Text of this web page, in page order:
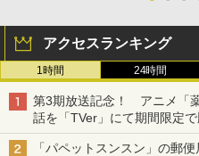
ナル三方
(オリジ
カー特
り来た
ボード
￥10,780
￥7,623
3
ゼルダ
￥7,680
3
【特典
かけだ
士のスタ
チーム
D ガイド
￥998
3
3
【中古
タジー
プリー
ナルフ
ブケー
アクセスランキング
1時間 24時間
第3期放送記念！ アニメ「
話を「TVer」にて期間限定
「パペットスンスン」の郵